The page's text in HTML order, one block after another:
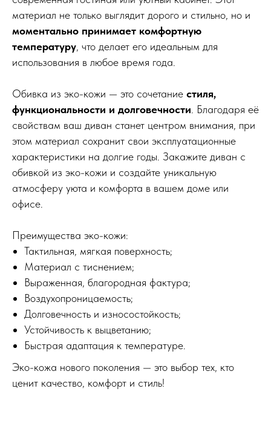
материал не только выглядит дорого и стильно, но и
моментально принимает комфортную
температуру, что делает его идеальным для
использования в любое время года.
Обивка из эко-кожи — это сочетание стиля,
функциональности и долговечности . Благодаря её
свойствам ваш диван станет центром внимания, при
этом материал сохранит свои эксплуатационные
характеристики на долгие годы. Закажите диван с
обивкой из эко-кожи и создайте уникальную
атмосферу уюта и комфорта в вашем доме или
офисе.
Преимущества эко-кожи:
Тактильная, мягкая поверхность;
Материал с тиснением;
Выраженная, благородная фактура;
Воздухопроницаемость;
Долговечность и износостойкость;
Устойчивость к выцветанию;
Быстрая адаптация к температуре.
Эко-кожа нового поколения — это выбор тех, кто
ценит качество, комфорт и стиль!